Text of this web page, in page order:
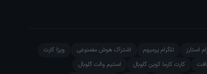
استارز تلگرام پرمیوم اشتراک هوش مصنوعی
ویزا کارت
کارت کارما کوین گلوبال
استیم والت گلوبال